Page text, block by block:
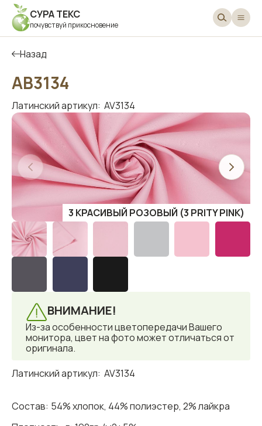
СУРА ТЕКС
почувствуй прикосновение
Назад
АВ3134
Латинский артикул: AV3134
3 КРАСИВЫЙ РОЗОВЫЙ (3 PRITY PINK)
ВНИМАНИЕ!
Из-за особенности цветопередачи Вашего
монитора, цвет на фото может отличаться от
оригинала.
Латинский артикул: AV3134
Состав: 54% хлопок, 44% полиэстер, 2% лайкра